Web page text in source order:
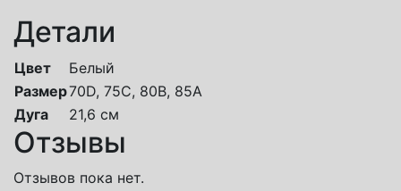
Детали
Цвет
Белый
Размер70D, 75C, 80В, 85А
Дуга
21,6 см
Отзывы
Отзывов пока нет.